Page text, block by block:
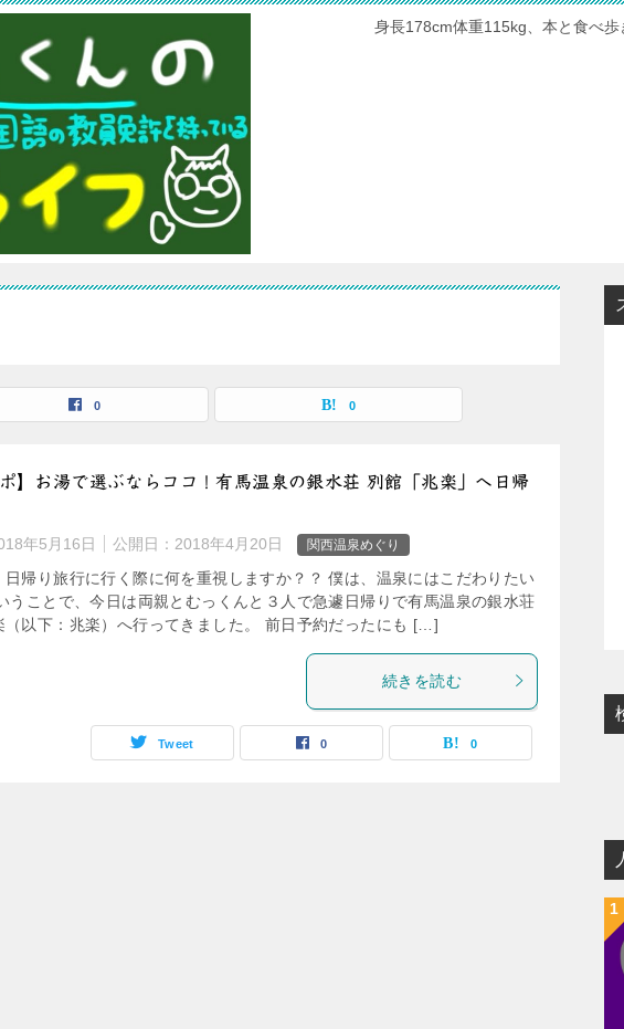
身長178cm体重115kg、本と食べ
0 0
ポ】お湯で選ぶならココ！有馬温泉の銀水荘 別館「兆楽」へ日帰
年5月16日 公開日： 2018年4月20日 関西温泉めぐり
日帰り旅行に行く際に何を重視しますか？？ 僕は、温泉にはこだわりたい
うことで、今日は両親とむっくんと３人で急遽日帰りで有馬温泉の銀水荘
（以下：兆楽）へ行ってきました。 前日予約だったにも […]
続きを読む
Tweet 0 0